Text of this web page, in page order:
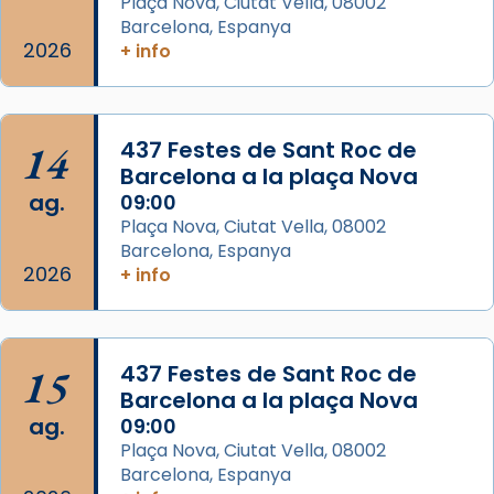
col·laboradors, a la Catedral de Barcelona.
L’arquebisbe de Barcelona, el cardenal Joan
📸 Dr. G. Simón
Photo
View on Facebook · Share
Memòria de les santes Juliana i
Semproniana, verges i màrtirs.
Acompanyant la història de sant Cugat, a
partir de l’Edat Mitjana sorgeix la tradició
que les santes Juliana (“relatiu a Júlia”) i
2026
Barcelona, Espanya
+ info
14
ag.
2026
437 Festes de Sant Roc de
Barcelona a la plaça Nova
09:00
Plaça Nova, Ciutat Vella, 08002
Barcelona, Espanya
+ info
15
ag.
437 Festes de Sant Roc de
Barcelona a la plaça Nova
09:00
Plaça Nova, Ciutat Vella, 08002
Barcelona, Espanya